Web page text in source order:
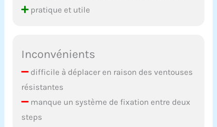
pratique et utile
Inconvénients
difficile à déplacer en raison des ventouses
résistantes
manque un système de fixation entre deux
steps